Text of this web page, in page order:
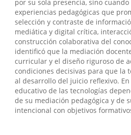
por su sola presencia, sino
experiencias pedagógicas que
selección y contraste de
mediática y digital crítica,
construcción colaborativa del
identificó que la mediación
curricular y el diseño riguroso de
condiciones decisivas para que la
al desarrollo del juicio reflexivo.
educativo de las tecnologías
de su mediación pedagógica y de
intencional con objetivos